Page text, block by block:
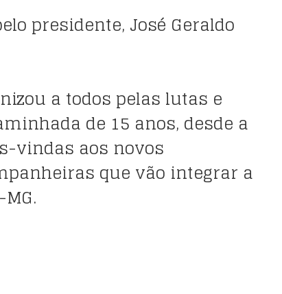
presidente, José Geraldo
a todos pelas lutas e
de 15 anos, desde a
vindas aos novos
que vão integrar a